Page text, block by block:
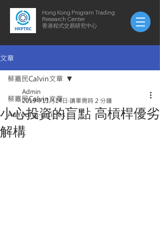
Hong Kong Program Trading
Research Center
​​香港程式交易研究中心
文章
蔡嘉民Calvin文章
AuYeung-articles
蔡嘉民Calvin文章
小心投資的盲點 高槓桿優劣
解構
Admin
2019年11月14日 讀畢需時 2 分鐘